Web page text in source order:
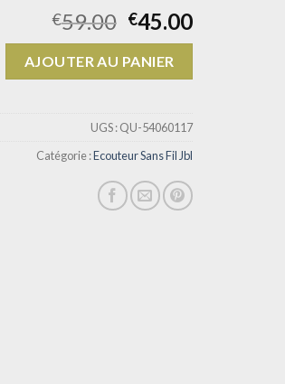
€59.00 €45.00
AJOUTER AU PANIER
UGS :QU-54060117
Catégorie :Ecouteur Sans Fil Jbl